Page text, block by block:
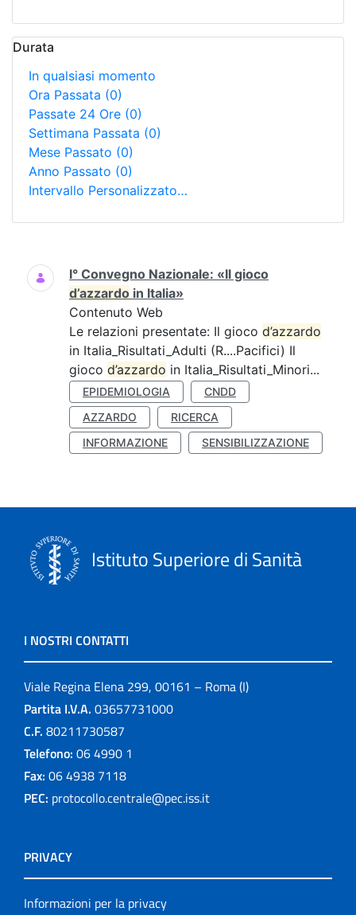
Durata
In qualsiasi momento
Ora Passata (0)
Passate 24 Ore (0)
Settimana Passata (0)
Mese Passato (0)
Anno Passato (0)
Intervallo Personalizzato…
Ricerca
I° Convegno Nazionale: «Il gioco
d’azzardo in Italia»
Contenuto Web
Le relazioni presentate: Il gioco d’azzardo
in Italia_Risultati_Adulti (R....Pacifici) Il
gioco d’azzardo in Italia_Risultati_Minori...
EPIDEMIOLOGIA
CNDD
AZZARDO
RICERCA
INFORMAZIONE
SENSIBILIZZAZIONE
Istituto Superiore di Sanità
I NOSTRI CONTATTI
Viale Regina Elena 299, 00161 – Roma (I)
Partita I.V.A. 03657731000
C.F. 80211730587
Telefono: 06 4990 1
Fax: 06 4938 7118
PEC: protocollo.centrale@pec.iss.it
PRIVACY
Informazioni per la privacy